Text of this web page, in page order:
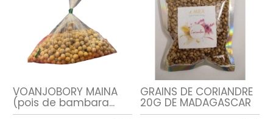
VOANJOBORY MAINA
(pois de bambara...
GRAINS DE CORIANDRE
20G DE MADAGASCAR